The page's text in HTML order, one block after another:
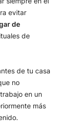
evitar
de
de
de tu casa
no
en un
más